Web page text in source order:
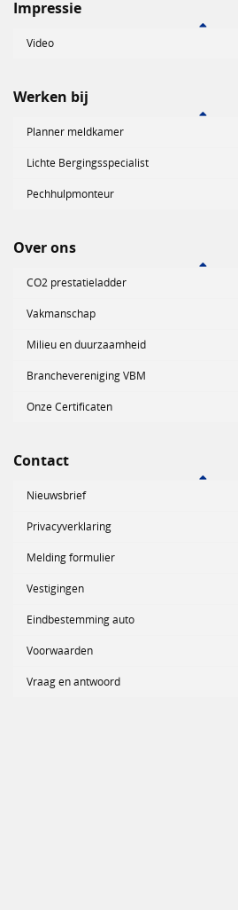
Impressie
Video
Werken bij
Planner meldkamer
Lichte Bergingsspecialist
Pechhulpmonteur
Over ons
CO2 prestatieladder
Vakmanschap
Milieu en duurzaamheid
Branchevereniging VBM
Onze Certificaten
Contact
Nieuwsbrief
Privacyverklaring
Melding formulier
Vestigingen
Eindbestemming auto
Voorwaarden
Vraag en antwoord